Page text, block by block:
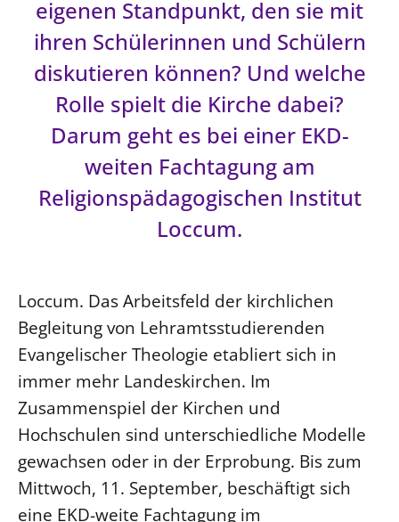
eigenen Standpunkt, den sie mit
ihren Schülerinnen und Schülern
diskutieren können? Und welche
Rolle spielt die Kirche dabei?
Darum geht es bei einer EKD-
weiten Fachtagung am
Religionspädagogischen Institut
Loccum.
Loccum. Das Arbeitsfeld der kirchlichen
Begleitung von Lehramtsstudierenden
Evangelischer Theologie etabliert sich in
immer mehr Landeskirchen. Im
Zusammenspiel der Kirchen und
Hochschulen sind unterschiedliche Modelle
gewachsen oder in der Erprobung. Bis zum
Mittwoch, 11. September, beschäftigt sich
eine EKD-weite Fachtagung im
LANDESSYNODE
27. Landessynode
Hintergrund
MITARBEIT
Ehrenamt
BIBLIOTHEK & ARCHIV
SERVICE
Älterwerden im Pfarrberuf
Beteiligungsverfahren
Beschwerdestellen
Ephoralbüro
Finanzplanung
Fundraising